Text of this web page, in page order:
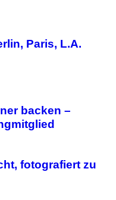
Paris, L.A.
backen –
fotografiert zu